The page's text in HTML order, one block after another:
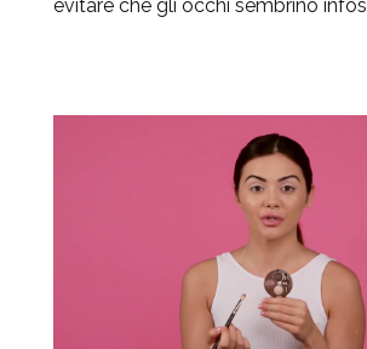
evitare che gli occhi sembrino